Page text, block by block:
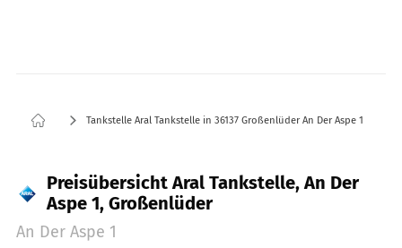
Tankstelle Aral Tankstelle in 36137 Großenlüder An Der Aspe 1
Preisübersicht Aral Tankstelle, An Der
Aspe 1, Großenlüder
An Der Aspe 1